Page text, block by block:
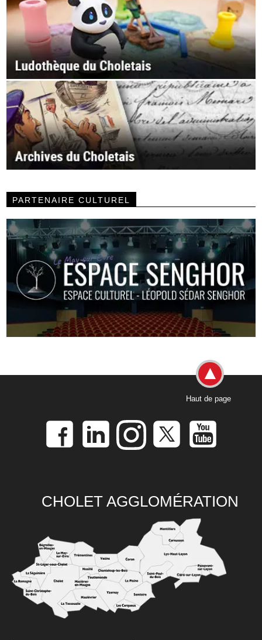
PARTENAIRE CULTUREL
Haut de page
CHOLET AGGLOMÉRATION